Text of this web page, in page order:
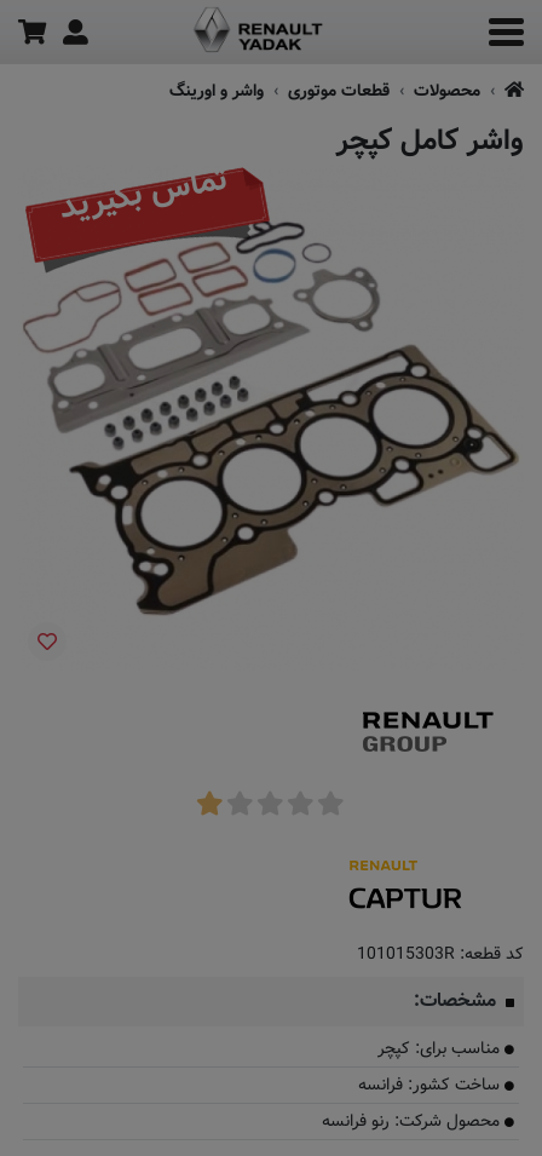
محصولات قطعات موتوری واشر و اورینگ
واشر کامل کپچر
تماس بگیرید
کد قطعه: 101015303R
مشخصات:
مناسب برای: کپچر
ساخت کشور: فرانسه
محصول شرکت: رنو فرانسه